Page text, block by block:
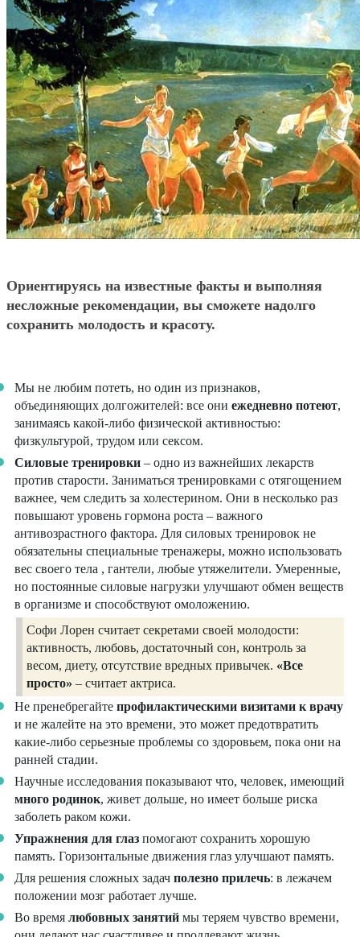
Ориентируясь на известные факты и выполняя
несложные рекомендации, вы сможете надолго
сохранить молодость и красоту.
Мы не любим потеть, но один из признаков,
объединяющих долгожителей: все они ежедневно потеют,
занимаясь какой-либо физической активностью:
физкультурой, трудом или сексом.
Силовые тренировки – одно из важнейших лекарств
против старости. Заниматься тренировками с отягощением
важнее, чем следить за холестерином. Они в несколько раз
повышают уровень гормона роста – важного
антивозрастного фактора. Для силовых тренировок не
обязательны специальные тренажеры, можно использовать
вес своего тела , гантели, любые утяжелители. Умеренные,
но постоянные силовые нагрузки улучшают обмен веществ
в организме и способствуют омоложению.
Софи Лорен считает секретами своей молодости:
активность, любовь, достаточный сон, контроль за
весом, диету, отсутствие вредных привычек. «Все
просто» – считает актриса.
Не пренебрегайте профилактическими визитами к врачу
и не жалейте на это времени, это может предотвратить
какие-либо серьезные проблемы со здоровьем, пока они на
ранней стадии.
Научные исследования показывают что, человек, имеющий
много родинок, живет дольше, но имеет больше риска
заболеть раком кожи.
Упражнения для глаз помогают сохранить хорошую
память. Горизонтальные движения глаз улучшают память.
Для решения сложных задач полезно прилечь: в лежачем
положении мозг работает лучше.
Во время любовных занятий мы теряем чувство времени,